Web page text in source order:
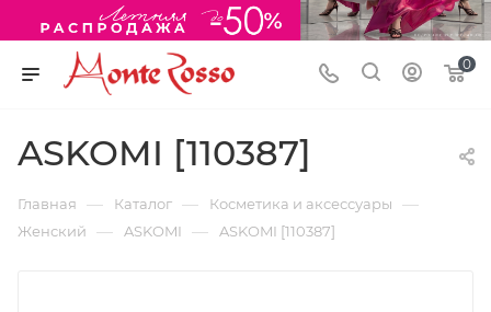
0
ASKOMI [110387]
Главная — Каталог — Косметика и аксессуары —
Женский — ASKOMI — ASKOMI [110387]